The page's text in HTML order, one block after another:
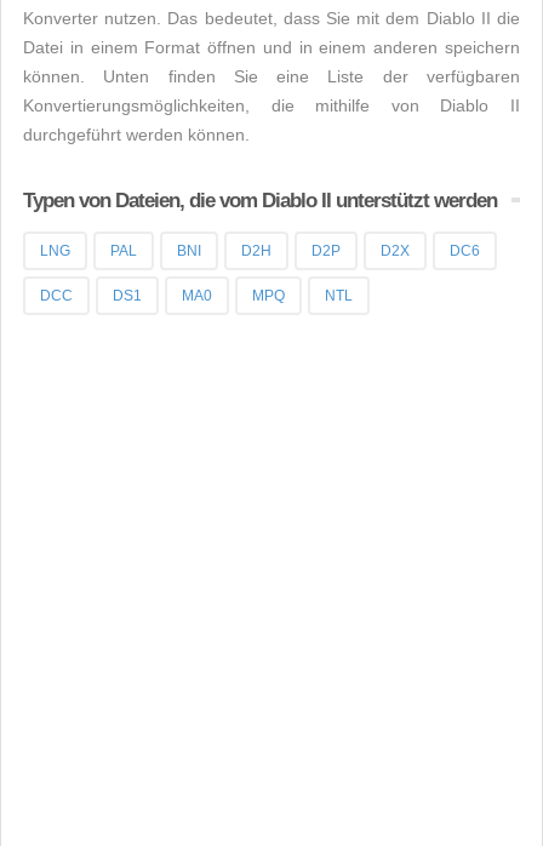
Konverter nutzen. Das bedeutet, dass Sie mit dem Diablo II die
Datei in einem Format öffnen und in einem anderen speichern
können. Unten finden Sie eine Liste der verfügbaren
Konvertierungsmöglichkeiten, die mithilfe von Diablo II
durchgeführt werden können.
Typen von Dateien, die vom Diablo II unterstützt werden
LNG PAL BNI D2H D2P D2X DC6
DCC DS1 MA0 MPQ NTL